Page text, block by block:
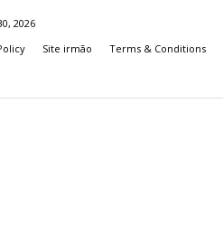
2026
Site irmão Terms & Conditions